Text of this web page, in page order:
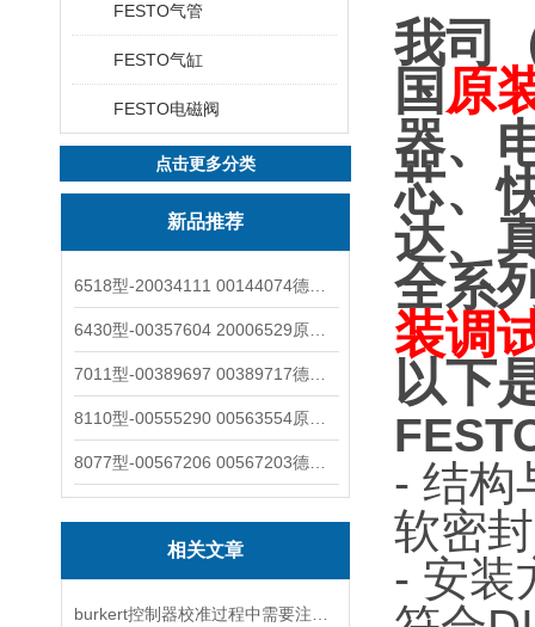
FESTO气管
FESTO气缸
FESTO电磁阀
点击更多分类
新品推荐
相关文章
我司
国 原
器、
芯、
达、
全系
装调
以下
- 结构
软密
- 安装